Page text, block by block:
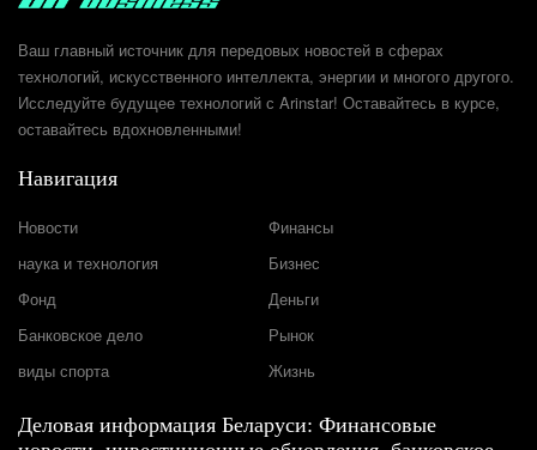
Ваш главный источник для передовых новостей в сферах
технологий, искусственного интеллекта, энергии и многого другого.
Исследуйте будущее технологий с Arinstar! Оставайтесь в курсе,
оставайтесь вдохновленными!
Навигация
Новости
Финансы
наука и технология
Бизнес
Фонд
Деньги
Банковское дело
Рынок
виды спорта
Жизнь
Деловая информация Беларуси: Финансовые